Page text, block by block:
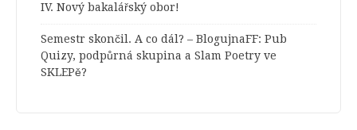
IV. Nový bakalářský obor!
Semestr skončil. A co dál? – BlogujnaFF: Pub
Quizy, podpůrná skupina a Slam Poetry ve
SKLEPě?